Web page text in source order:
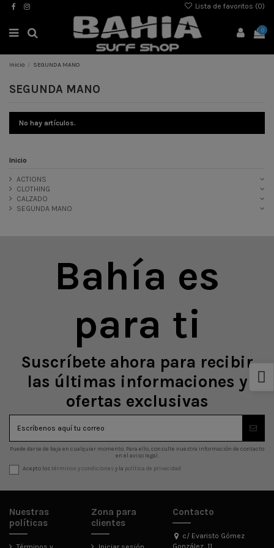
Lista de favoritos (0)
0
Inicio SEGUNDA MANO
SEGUNDA MANO
No hay artículos.
Inicio
ACTIONS
CLOTHING
CALZADO
SEGUNDA MANO
Bahía es
para ti
Suscríbete ahora para recibir
las últimas informaciones y
ofertas exclusivas
Puede darse de baja en cualquier momento. Para ello, consulte nuestra información de contacto
en el aviso legal.
Acepto los términos y condicionesy la política de privacidad
Nuestras
políticas
Zona para
clientes
Contacto
c/ Evaristo Gómez
González, 11